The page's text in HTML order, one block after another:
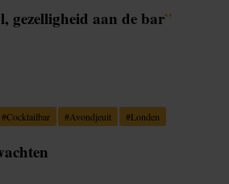
gezelligheid aan de bar”
#Cocktailbar #Avondjeuit #Londen